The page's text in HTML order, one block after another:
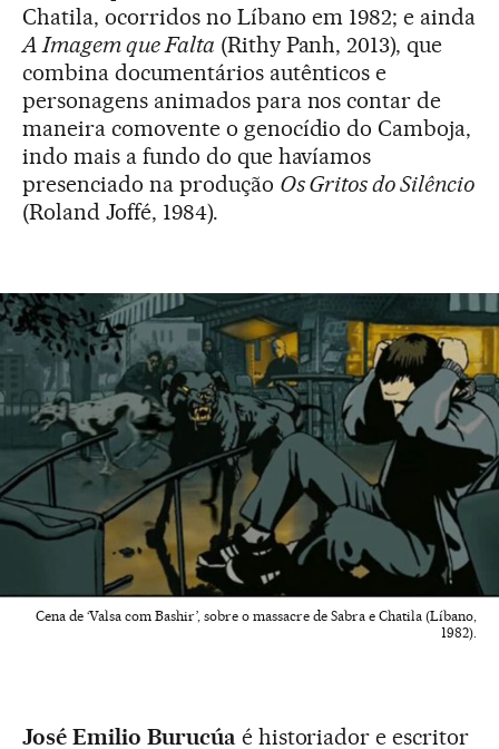
Chatila, ocorridos no Líbano em 1982; e ainda
A Imagem que Falta (Rithy Panh, 2013), que
combina documentários autênticos e
personagens animados para nos contar de
maneira comovente o genocídio do Camboja,
indo mais a fundo do que havíamos
presenciado na produção Os Gritos do Silêncio
(Roland Joffé, 1984).
Cena de ‘Valsa com Bashir’, sobre o massacre de Sabra e Chatila (Líbano,
1982).
José Emilio Burucúa é historiador e escritor